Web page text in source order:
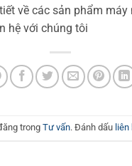
về các sản phẩm máy
hệ với chúng tôi
trong Tư vấn. Đánh dấu